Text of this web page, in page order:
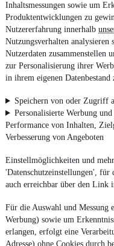
Inhaltsmessungen sowie um
Produktentwicklungen zu
Nutzererfahrung innerhalb
Nutzungsverhalten analysieren
Nutzerdaten zusammenstellen
zur Personalisierung ihrer
in ihrem eigenen
Speichern von oder Zugriff
Personalisierte Werbung
Performance von Inhalten,
Verbesserung von Angeboten
Einstellmöglichkeiten und
'Datenschutzeinstellungen',
auch erreichbar über den Link
Für die Auswahl und Messung
Werbung) sowie um
erlangen, erfolgt eine
Adresse) ohne Cookies durch
Impressum
AGB
Vertrag widerrufen
Datenschutz
Erklärung zur
Report Security